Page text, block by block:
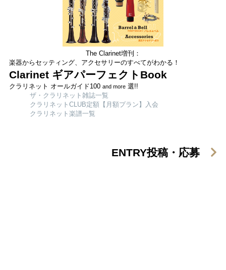
The Clarinet増刊：
楽器からセッティング、アクセサリーのすべてがわかる！
Clarinet ギアパーフェクトBook
クラリネット オールガイド100 and more選!!
ザ・クラリネット雑誌一覧
クラリネットCLUB定額【月額プラン】入会
クラリネット楽譜一覧
ENTRY投稿・応募